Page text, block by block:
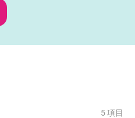
5 項目